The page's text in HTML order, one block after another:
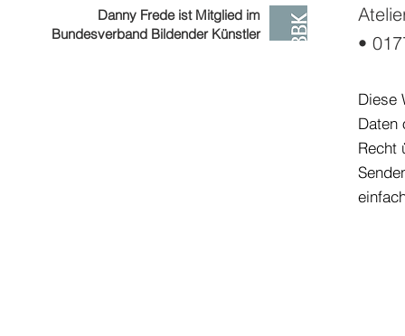
Danny Frede ist Mitglied im
Bundesverband Bildender Künstler
•
Diese
Daten
Recht